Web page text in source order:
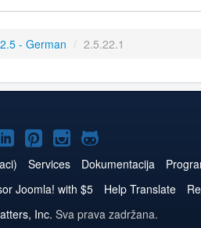
- German / 2.5.22.1
Joomla!
naLinkedIn
Joomla!
na
Pinterest
Joomla!
na
Instagram
Joomla!
na
GitHub
Services Dokumentacija
Joomla! with $5 Help Translate
Inc. Sva prava zadržana.